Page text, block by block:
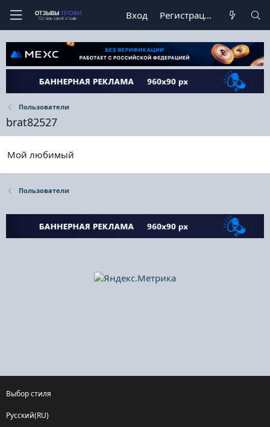
Вход Регистрация
Пользователи
brat82527
Мой любимый
Пользователи
Выбор стиля
Русский(RU)